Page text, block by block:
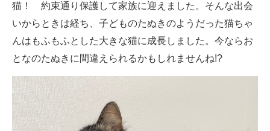
猫！ 約束通り保護して家族に迎えました。そんな出会
いからときは経ち、子どものたぬきのようだった猫ちゃ
んはもふもふとした大きな猫に成長しました。今ならお
となのたぬきに間違えられるかもしれませんね!?